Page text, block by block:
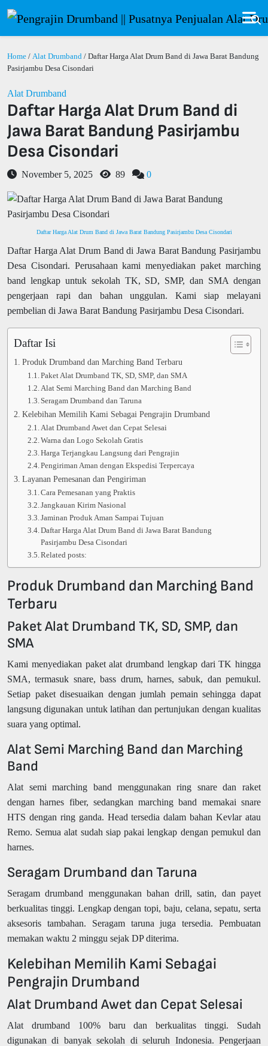
Home / Alat Drumband / Daftar Harga Alat Drum Band di Jawa Barat Bandung
Pasirjambu Desa Cisondari
Alat Drumband
Daftar Harga Alat Drum Band di
Jawa Barat Bandung Pasirjambu
Desa Cisondari
November 5, 2025 89 0
Daftar Harga Alat Drum Band di Jawa Barat Bandung Pasirjambu Desa Cisondari
Daftar Harga Alat Drum Band di Jawa Barat Bandung Pasirjambu
Desa Cisondari. Perusahaan kami menyediakan paket marching
band lengkap untuk sekolah TK, SD, SMP, dan SMA dengan
pengerjaan rapi dan bahan unggulan. Kami siap melayani
pembelian di Jawa Barat Bandung Pasirjambu Desa Cisondari.
Daftar Isi
Produk Drumband dan Marching Band Terbaru
Paket Alat Drumband TK, SD, SMP, dan SMA
Alat Semi Marching Band dan Marching Band
Seragam Drumband dan Taruna
Kelebihan Memilih Kami Sebagai Pengrajin Drumband
Alat Drumband Awet dan Cepat Selesai
Warna dan Logo Sekolah Gratis
Harga Terjangkau Langsung dari Pengrajin
Pengiriman Aman dengan Ekspedisi Terpercaya
Layanan Pemesanan dan Pengiriman
Cara Pemesanan yang Praktis
Jangkauan Kirim Nasional
Jaminan Produk Aman Sampai Tujuan
Daftar Harga Alat Drum Band di Jawa Barat Bandung
Pasirjambu Desa Cisondari
Related posts:
Produk Drumband dan Marching Band
Terbaru
Paket Alat Drumband TK, SD, SMP, dan
SMA
Kami menyediakan paket alat drumband lengkap dari TK hingga
SMA, termasuk snare, bass drum, harnes, sabuk, dan pemukul.
Setiap paket disesuaikan dengan jumlah pemain sehingga dapat
langsung digunakan untuk latihan dan pertunjukan dengan kualitas
suara yang optimal.
Alat Semi Marching Band dan Marching
Band
Alat semi marching band menggunakan ring snare dan raket
dengan harnes fiber, sedangkan marching band memakai snare
HTS dengan ring ganda. Head tersedia dalam bahan Kevlar atau
Remo. Semua alat sudah siap pakai lengkap dengan pemukul dan
harnes.
Seragam Drumband dan Taruna
Seragam drumband menggunakan bahan drill, satin, dan payet
berkualitas tinggi. Lengkap dengan topi, baju, celana, sepatu, serta
aksesoris tambahan. Seragam taruna juga tersedia. Pembuatan
memakan waktu 2 minggu sejak DP diterima.
Kelebihan Memilih Kami Sebagai
Pengrajin Drumband
Alat Drumband Awet dan Cepat Selesai
Alat drumband 100% baru dan berkualitas tinggi. Sudah
digunakan di banyak sekolah di seluruh Indonesia. Pengerjaan